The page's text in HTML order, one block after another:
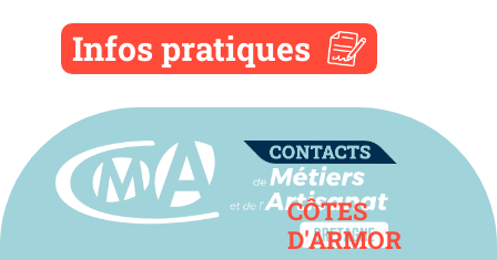
Infos pratiques
Contact
CÔTES
D'ARMOR